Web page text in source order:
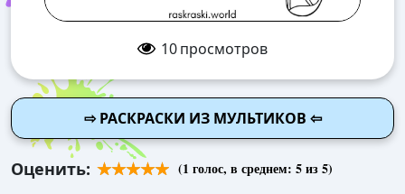
10просмотров
⇨ РАСКРАСКИ ИЗ МУЛЬТИКОВ ⇦
Оценить: (1 голос, в среднем: 5из 5)